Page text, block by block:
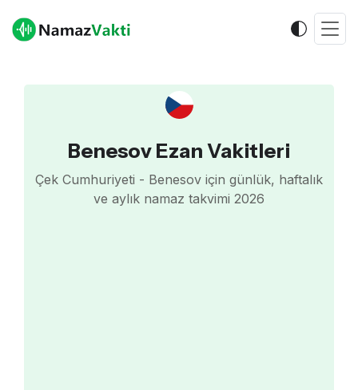
Benesov Ezan Vakitleri
Çek Cumhuriyeti - Benesov için günlük, haftalık
ve aylık namaz takvimi 2026